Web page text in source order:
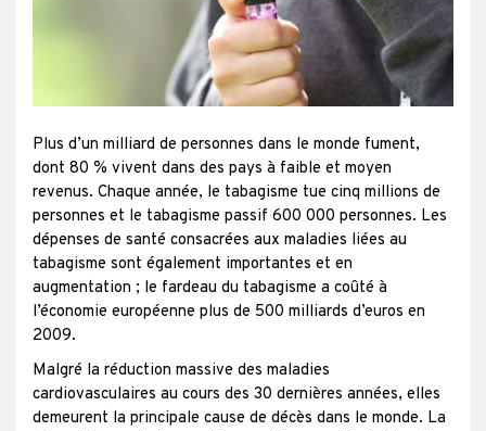
Plus d’un milliard de personnes dans le monde fument,
dont 80 % vivent dans des pays à faible et moyen
revenus. Chaque année, le tabagisme tue cinq millions de
personnes et le tabagisme passif 600 000 personnes. Les
dépenses de santé consacrées aux maladies liées au
tabagisme sont également importantes et en
augmentation ; le fardeau du tabagisme a coûté à
l’économie européenne plus de 500 milliards d’euros en
2009.
Malgré la réduction massive des maladies
cardiovasculaires au cours des 30 dernières années, elles
demeurent la principale cause de décès dans le monde. La